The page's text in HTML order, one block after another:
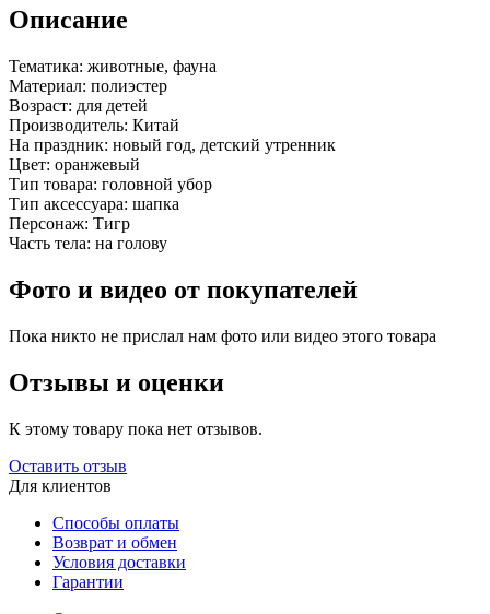
Описание
Тематика: животные, фауна
Материал: полиэстер
Возраст: для детей
Производитель: Китай
На праздник: новый год, детский утренник
Цвет: оранжевый
Тип товара: головной убор
Тип аксессуара: шапка
Персонаж: Тигр
Часть тела: на голову
Фото и видео от покупателей
Пока никто не прислал нам фото или видео этого товара
Отзывы и оценки
К этому товару пока нет отзывов.
Оставить отзыв
Для клиентов
Способы оплаты
Возврат и обмен
Условия доставки
Гарантии